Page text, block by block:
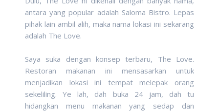
antara yang popular adalah Saloma Bistro. Lepas
pihak lain ambil alih, maka nama lokasi ini sekarang
adalah The Love.
Saya suka dengan konsep terbaru, The Love.
Restoran makanan ini mensasarkan untuk
menjadikan lokasi ini tempat melepak orang
sekeliling. Ye lah, dah buka 24 jam, dah tu
hidangkan menu makanan yang sedap dan